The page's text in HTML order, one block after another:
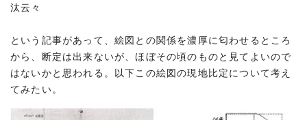
汰云々
という記事があって、絵図との関係を濃厚に匂わせるところ
から、断定は出来ないが、ほぼその頃のものと見てよいので
はないかと思われる。以下この絵図の現地比定について考え
てみたい。